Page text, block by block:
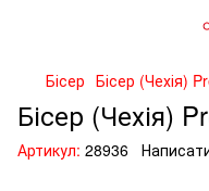
Бісер Бісер (Чехія)
Бісер (Чехія)
Артикул: 28936